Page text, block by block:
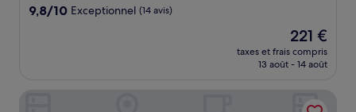
9.8
9,8/10 Exceptionnel (14 avis)
Le
nouveau
prix
de
221 €
221 €
taxes et frais compris
13 août - 14 août